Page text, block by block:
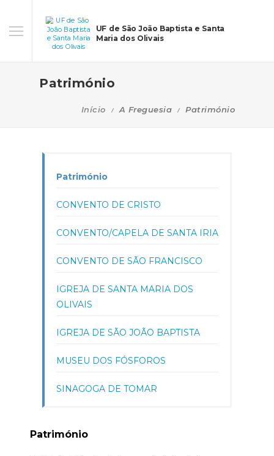
UF de São João Baptista e Santa
Maria dos Olivais
Património
Início A Freguesia Património
Património
CONVENTO DE CRISTO
CONVENTO/CAPELA DE SANTA IRIA
CONVENTO DE SÃO FRANCISCO
IGREJA DE SANTA MARIA DOS
OLIVAIS
IGREJA DE SÃO JOÃO BAPTISTA
MUSEU DOS FÓSFOROS
SINAGOGA DE TOMAR
Património